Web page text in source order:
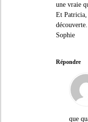
une vraie
Et
découverte.
Sophie
Répondre
que